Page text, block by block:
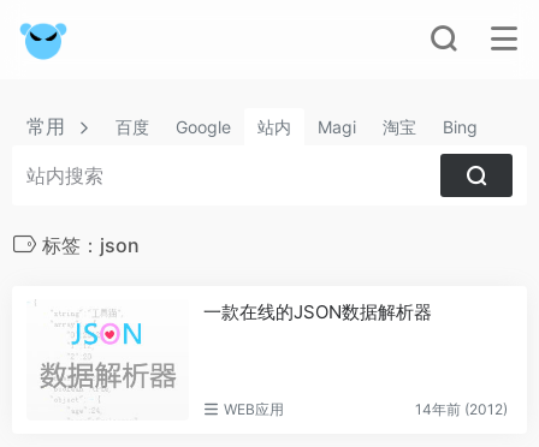
常用 百度 Google 站内 Magi 淘宝 Bing
标签：json
一款在线的JSON数据解析器
WEB应用 14年前 (2012)